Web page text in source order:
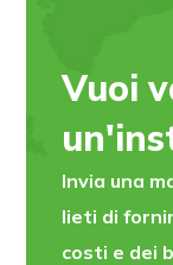
Vuoi
Invia una
lieti di
costi e dei